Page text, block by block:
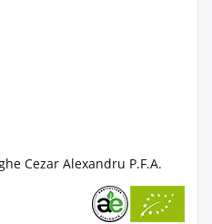
Cezar Alexandru P.F.A.